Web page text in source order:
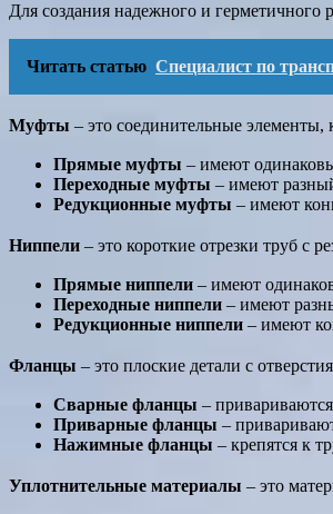
Для создания надежного и герметичного
Читать статью Специалист по
Муфты – это соединительные
Прямые муфты – имеют
Переходные муфты – имеют
Редукционные муфты – имеют
Ниппели – это короткие отрезки труб с
Прямые ниппели – имеют
Переходные ниппели – имеют
Редукционные ниппели – имеют
Фланцы – это плоские детали с
Сварные фланцы –
Приварные фланцы –
Нажимные фланцы – крепятся к
Уплотнительные материалы – это